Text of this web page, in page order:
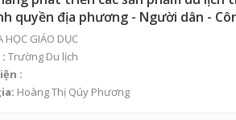
quyền địa phương - Người dân -
HỌC GIÁO DỤC
Trường Du lịch
:
Hoàng Thị Qúy Phương